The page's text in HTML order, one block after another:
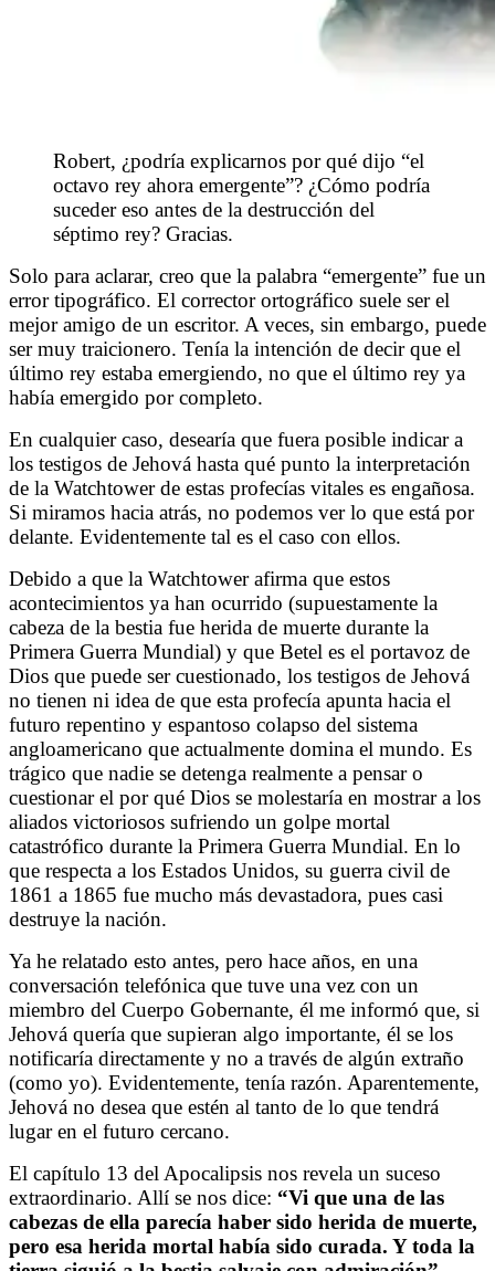
Robert, ¿podría explicarnos por qué dijo “el
octavo rey ahora emergente”? ¿Cómo podría
suceder eso antes de la destrucción del
séptimo rey? Gracias.
Solo para aclarar, creo que la palabra “emergente” fue un
error tipográfico. El corrector ortográfico suele ser el
mejor amigo de un escritor. A veces, sin embargo, puede
ser muy traicionero. Tenía la intención de decir que el
último rey estaba emergiendo, no que el último rey ya
había emergido por completo.
En cualquier caso, desearía que fuera posible indicar a
los testigos de Jehová hasta qué punto la interpretación
de la Watchtower de estas profecías vitales es engañosa.
Si miramos hacia atrás, no podemos ver lo que está por
delante. Evidentemente tal es el caso con ellos.
Debido a que la Watchtower afirma que estos
acontecimientos ya han ocurrido (supuestamente la
cabeza de la bestia fue herida de muerte durante la
Primera Guerra Mundial) y que Betel es el portavoz de
Dios que puede ser cuestionado, los testigos de Jehová
no tienen ni idea de que esta profecía apunta hacia el
futuro repentino y espantoso colapso del sistema
angloamericano que actualmente domina el mundo. Es
trágico que nadie se detenga realmente a pensar o
cuestionar el por qué Dios se molestaría en mostrar a los
aliados victoriosos sufriendo un golpe mortal
catastrófico durante la Primera Guerra Mundial. En lo
que respecta a los Estados Unidos, su guerra civil de
1861 a 1865 fue mucho más devastadora, pues casi
destruye la nación.
Ya he relatado esto antes, pero hace años, en una
conversación telefónica que tuve una vez con un
miembro del Cuerpo Gobernante, él me informó que, si
Jehová quería que supieran algo importante, él se los
notificaría directamente y no a través de algún extraño
(como yo). Evidentemente, tenía razón. Aparentemente,
Jehová no desea que estén al tanto de lo que tendrá
lugar en el futuro cercano.
El capítulo 13 del Apocalipsis nos revela un suceso
extraordinario. Allí se nos dice: “Vi que una de las
cabezas de ella parecía haber sido herida de muerte,
pero esa herida mortal había sido curada. Y toda la